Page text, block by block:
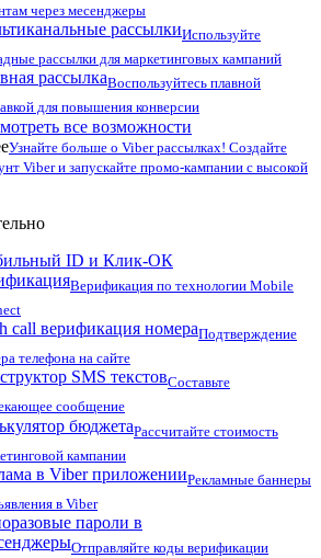
через месенджеры
рассылкиИспользуйте
рассылки для маркетинговых кампаний
рассылкаВоспользуйтесь плавной
для повышения конверсии
все возможности
Узнайте больше о Viber рассылках! Создайте
Viber и запускайте промо-кампании с высокой
ID и Клик-ОК
Верификация по технологии Mobile
call верификация номераПодтверждение
телефона на сайте
SMS текстовСоставьте
сообщение
бюджетаРассчитайте стоимость
кампании
в Viber приложенииРекламные баннеры
в Viber
пароли в
Отправляйте коды верификации